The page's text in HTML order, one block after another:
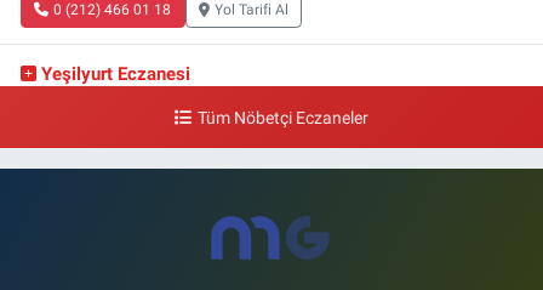
0 (212) 466 01 18 Yol Tarifi Al
Yeşilyurt Eczanesi
Şenlikköy Mahallesi Eski Halkalı Caddesi 33 Akvaryum Yanı Akua Florya
Tüm Nöbetçi Eczaneler